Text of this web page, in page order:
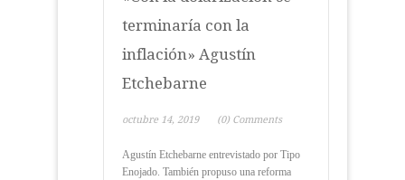
terminaría con la
inflación» Agustín
Etchebarne
octubre 14, 2019 (0) Comments
Agustín Etchebarne entrevistado por Tipo
Enojado. También propuso una reforma